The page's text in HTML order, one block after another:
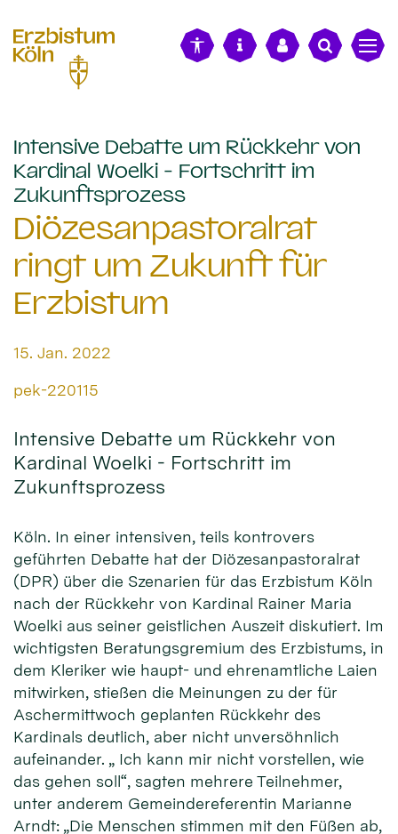
Intensive Debatte um Rückkehr von
Kardinal Woelki - Fortschritt im
Zukunftsprozess:
Diözesanpastoralrat
ringt um Zukunft für
Erzbistum
Datum:
15. Jan. 2022
Von:
pek-220115
Intensive Debatte um Rückkehr von
Kardinal Woelki - Fortschritt im
Zukunftsprozess
Köln. In einer intensiven, teils kontrovers
geführten Debatte hat der Diözesanpastoralrat
(DPR) über die Szenarien für das Erzbistum Köln
nach der Rückkehr von Kardinal Rainer Maria
Woelki aus seiner geistlichen Auszeit diskutiert. Im
wichtigsten Beratungsgremium des Erzbistums, in
dem Kleriker wie haupt- und ehrenamtliche Laien
mitwirken, stießen die Meinungen zu der für
Aschermittwoch geplanten Rückkehr des
Kardinals deutlich, aber nicht unversöhnlich
aufeinander. „ Ich kann mir nicht vorstellen, wie
das gehen soll“, sagten mehrere Teilnehmer,
unter anderem Gemeindereferentin Marianne
Arndt: „Die Menschen stimmen mit den Füßen ab,